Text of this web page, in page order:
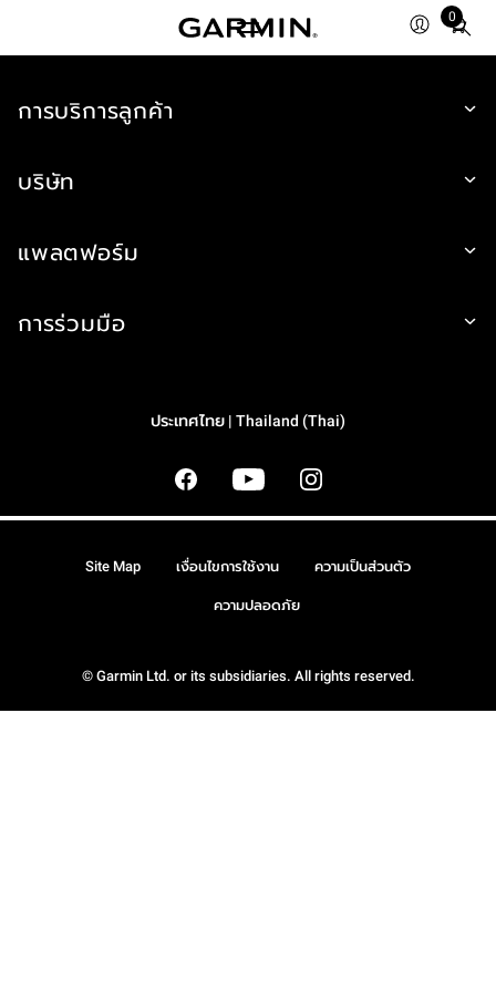
0
Total
การบริการลูกค้า
บริษัท
แพลตฟอร์ม
การร่วมมือ
ประเทศไทย | Thailand (Thai)
© Garmin Ltd. or its subsidiaries. All rights reserved.
Site Map เงื่อนไขการใช้งาน ความเป็นส่วนตัว
ความปลอดภัย